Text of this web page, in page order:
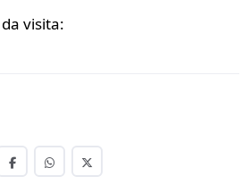
visita: